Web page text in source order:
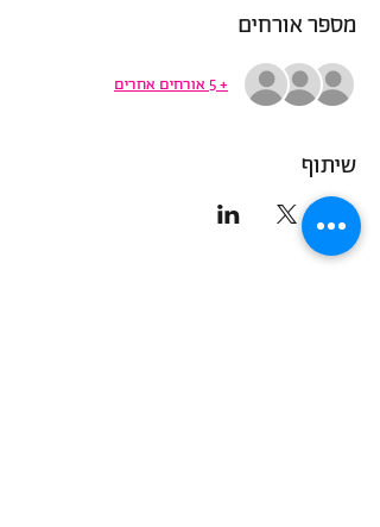
מספר אורחים
+ 5 אורחים אחרים
שיתוף